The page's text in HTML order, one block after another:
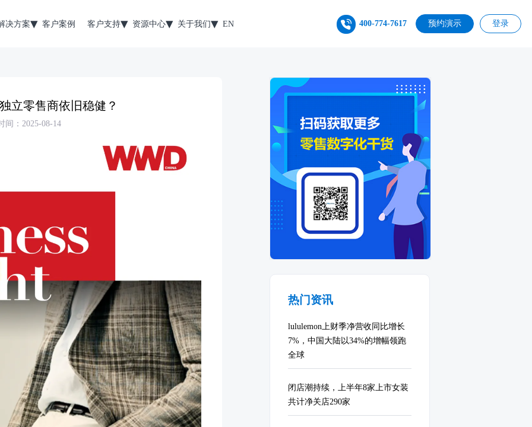
决方案 客户案例 客户支持 资源中心 关于我们 EN 400-774-7617 预约演示 登录
立零售商依旧稳健？
间：2025-08-14
热门资讯
lululemon上财季净营收同比增长
7%，中国大陆以34%的增幅领跑
全球
闭店潮持续，上半年8家上市女装
共计净关店290家